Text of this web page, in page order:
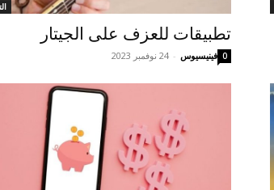
تطبيقات للعزف على الجيتار
فينيسيوس - 24 نوفمبر 2023 0